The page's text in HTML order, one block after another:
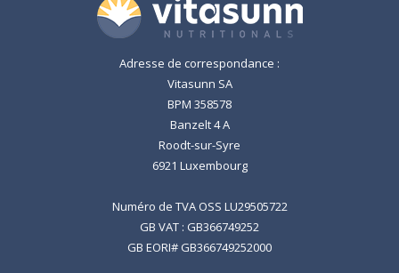
Adresse de correspondance :
Vitasunn SA
BPM 358578
Banzelt 4 A
Roodt-sur-Syre
6921 Luxembourg
Numéro de TVA OSS LU29505722
GB VAT : GB366749252
GB EORI# GB366749252000